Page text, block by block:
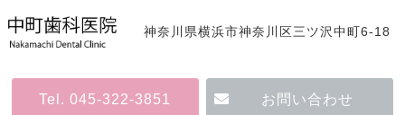
神奈川県横浜市神奈川区三ツ沢中町6-18
Tel. 045-322-3851 お問い合わせ